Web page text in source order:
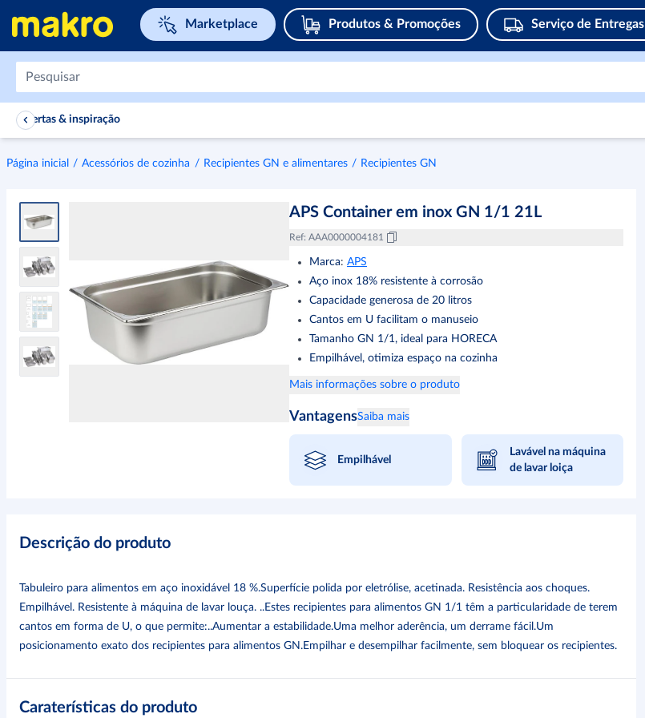
Navegar para home page Marketplace Produtos & Promoções Serviço de Entregas
Ofertas & inspiração
Página inicial Acessórios de cozinha Recipientes GN e alimentares Recipientes GN
APS Container em inox GN 1/1 21L
Ref: AAA0000004181
Marca: APS
Aço inox 18% resistente à corrosão
Capacidade generosa de 20 litros
Cantos em U facilitam o manuseio
Tamanho GN 1/1, ideal para HORECA
Empilhável, otimiza espaço na cozinha
Mais informações sobre o produto
VantagensSaiba mais
Empilhável
Lavável na máquina
de lavar loiça
Descrição do produto
Tabuleiro para alimentos em aço inoxidável 18 %.Superfície polida por eletrólise, acetinada. Resistência aos choques.
Empilhável. Resistente à máquina de lavar louça. ..Estes recipientes para alimentos GN 1/1 têm a particularidade de terem
cantos em forma de U, o que permite:..Aumentar a estabilidade.Uma melhor aderência, um derrame fácil.Um
posicionamento exato dos recipientes para alimentos GN.Empilhar e desempilhar facilmente, sem bloquear os recipientes.
Caraterísticas do produto